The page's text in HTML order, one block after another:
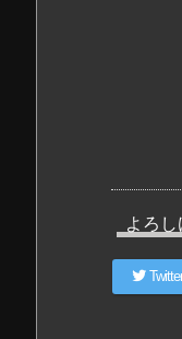
よろ
Twitter